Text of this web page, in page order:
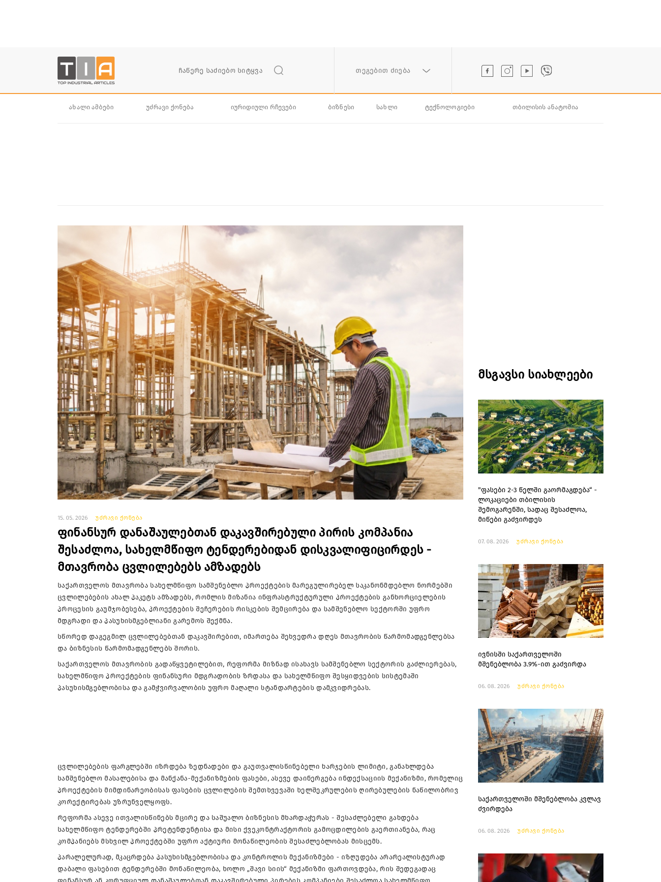
თეგებით ძიება
ახალი ამბები უძრავი ქონება იურიდიული რჩევები ბიზნესი სახლი ტექნოლოგიები თბილისის ანატომია
15. 05. 2026 უძრავი ქონება
ფინანსურ დანაშაულებთან დაკავშირებული პირის კომპანია
შესაძლოა, სახელმწიფო ტენდერებიდან დისკვალიფიცირდეს -
მთავრობა ცვლილებებს ამზადებს
საქართველოს მთავრობა სახელმწიფო სამშენებლო პროექტების მარეგულირებელ საკანონმდებლო ნორმებში
ცვლილებების ახალ პაკეტს ამზადებს, რომლის მიზანია ინფრასტრუქტურული პროექტების განხორციელების
პროცესის გაუმჯობესება, პროექტების შეჩერების რისკების შემცირება და სამშენებლო სექტორში უფრო
მდგრადი და პასუხისმგებლიანი გარემოს შექმნა.
სწორედ დაგეგმილ ცვლილებებთან დაკავშირებით, იმართება შეხვედრა დღეს მთავრობის წარმომადგენლებსა
და ბიზნესის წარმომადგენლებს შორის.
საქართველოს მთავრობის გადაწყვეტილებით, რეფორმა მიზნად ისახავს სამშენებლო სექტორის გაძლიერებას,
სახელმწიფო პროექტების ფინანსური მდგრადობის ზრდასა და სახელმწიფო შესყიდვების სისტემაში
პასუხისმგებლობისა და გამჭვირვალობის უფრო მაღალი სტანდარტების დამკვიდრებას.
ცვლილებების ფარგლებში იზრდება ზედნადები და გაუთვალისწინებელი ხარჯების ლიმიტი, განახლდება
სამშენებლო მასალებისა და მანქანა-მექანიზმების ფასები, ასევე დაინერგება ინდექსაციის მექანიზმი, რომელიც
პროექტების მიმდინარეობისას ფასების ცვლილების შემთხვევაში ხელშეკრულების ღირებულების ნაწილობრივ
კორექტირებას უზრუნველყოფს.
რეფორმა ასევე ითვალისწინებს მცირე და საშუალო ბიზნესის მხარდაჭერას - შესაძლებელი გახდება
სახელმწიფო ტენდერებში პრეტენდენტისა და მისი ქვეკონტრაქტორის გამოცდილების გაერთიანება, რაც
კომპანიებს მსხვილ პროექტებში უფრო აქტიური მონაწილეობის შესაძლებლობას მისცემს.
პარალელურად, მკაცრდება პასუხისმგებლობისა და კონტროლის მექანიზმები - იზღუდება არარეალისტურად
დაბალი ფასებით ტენდერებში მონაწილეობა, ხოლო „შავი სიის“ მექანიზმი ფართოვდება, რის შედეგადაც
მსგავსი სიახლეები
"ფასები 2-3 წელში გაორმაგდება“ -
ლოკაციები თბილისის
შემოგარენში, სადაც შესაძლოა,
მიწები გაძვირდეს
07. 08. 2026 უძრავი ქონება
ივნისში საქართველოში
მშენებლობა 3.9%-ით გაძვირდა
06. 08. 2026 უძრავი ქონება
საქართველოში მშენებლობა კვლავ
ძვირდება
06. 08. 2026 უძრავი ქონება